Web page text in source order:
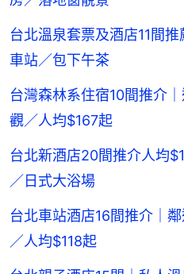
台北溫泉套票及酒店11間
車站／包下午茶
台灣森林系住宿10間推介
觀／人均$167起
台北新酒店20間推介人均
／日式大浴場
台北車站酒店16間推介｜
／人均$118起